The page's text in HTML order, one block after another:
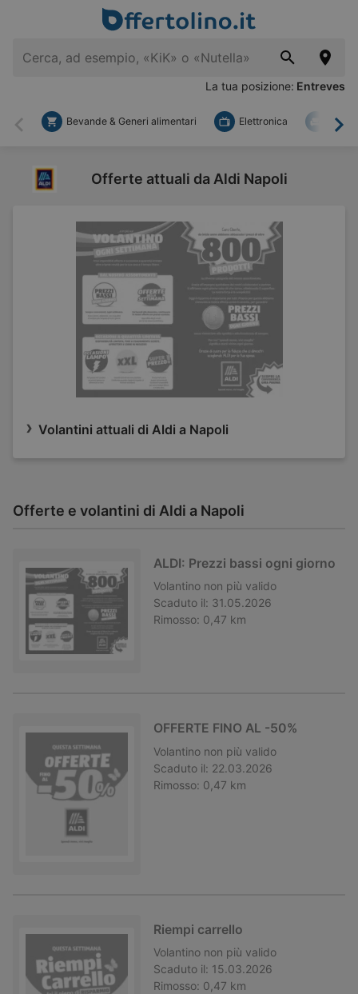
La tua posizione: Entreves
Indietro
Bevande & Generi alimentari Elettronica Fai
Offerte attuali da Aldi Napoli
Volantini attuali di Aldi a Napoli
Offerte e volantini di Aldi a Napoli
ALDI: Prezzi bassi ogni giorno
Volantino non più valido
Scaduto il: 31.05.2026
Rimosso: 0,47 km
OFFERTE FINO AL -50%
Volantino non più valido
Scaduto il: 22.03.2026
Rimosso: 0,47 km
Riempi carrello
Volantino non più valido
Scaduto il: 15.03.2026
Rimosso: 0,47 km